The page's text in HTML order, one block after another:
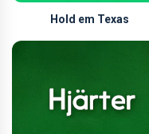
Hold em Texas